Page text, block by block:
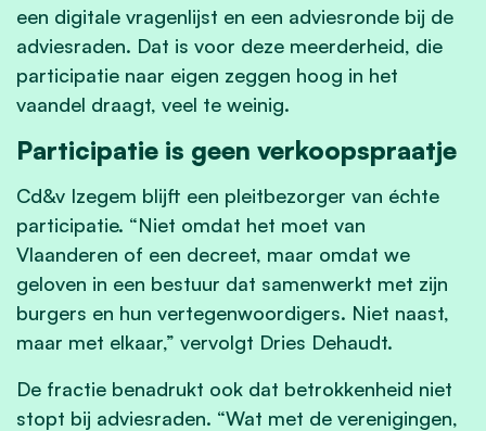
een digitale vragenlijst en een adviesronde bij de
adviesraden. Dat is voor deze meerderheid, die
participatie naar eigen zeggen hoog in het
vaandel draagt, veel te weinig.
Participatie is geen verkoopspraatje
Cd&v Izegem blijft een pleitbezorger van échte
participatie. “Niet omdat het moet van
Vlaanderen of een decreet, maar omdat we
geloven in een bestuur dat samenwerkt met zijn
burgers en hun vertegenwoordigers. Niet naast,
maar met elkaar,” vervolgt Dries Dehaudt.
De fractie benadrukt ook dat betrokkenheid niet
stopt bij adviesraden. “Wat met de verenigingen,